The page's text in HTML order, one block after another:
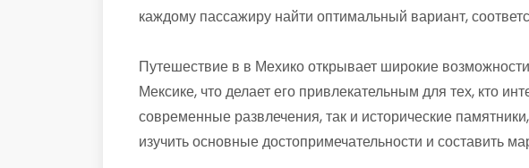
каждому пассажиру найти оптимальный вариант,
Путешествие в в Мехико открывает широкие
Мексике, что делает его привлекательным для тех, кто
современные развлечения, так и исторические
изучить основные достопримечательности и составить